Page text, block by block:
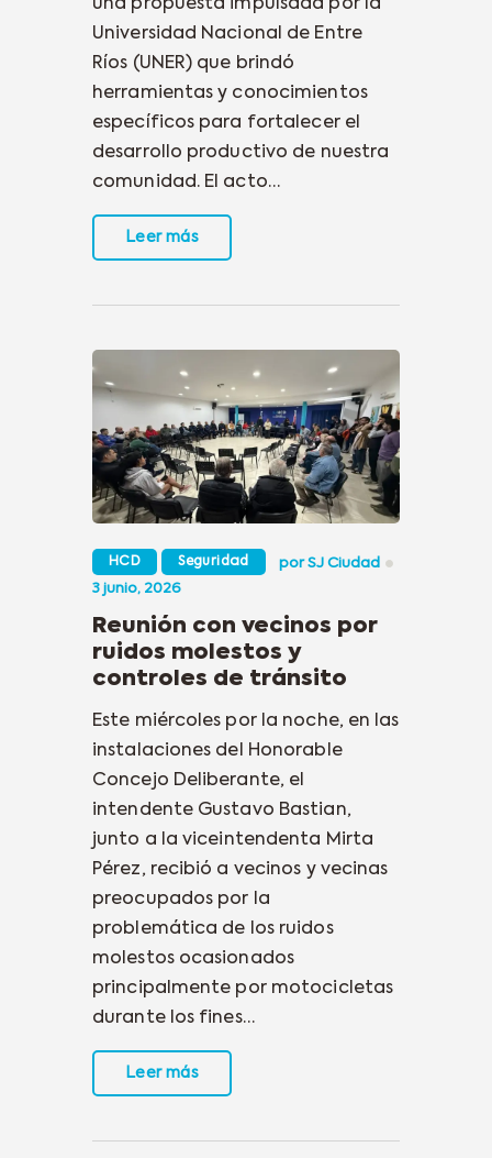
una propuesta impulsada por la
Universidad Nacional de Entre
Ríos (UNER) que brindó
herramientas y conocimientos
específicos para fortalecer el
desarrollo productivo de nuestra
comunidad. El acto…
Leer más
HCD Seguridad porSJ Ciudad
3 junio, 2026
Reunión con vecinos por
ruidos molestos y
controles de tránsito
Este miércoles por la noche, en las
instalaciones del Honorable
Concejo Deliberante, el
intendente Gustavo Bastian,
junto a la viceintendenta Mirta
Pérez, recibió a vecinos y vecinas
preocupados por la
problemática de los ruidos
molestos ocasionados
principalmente por motocicletas
durante los fines…
Leer más